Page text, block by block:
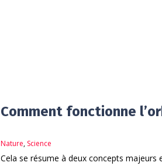
Comment fonctionne
Nature, Science
Cela se résume à deux concepts majeurs